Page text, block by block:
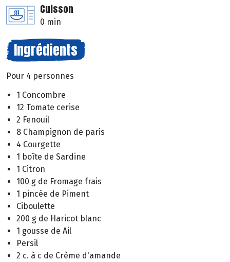
Cuisson
0 min
Ingrédients
Pour 4 personnes
1 Concombre
12 Tomate cerise
2 Fenouil
8 Champignon de paris
4 Courgette
1 boîte de Sardine
1 Citron
100 g de Fromage frais
1 pincée de Piment
Ciboulette
200 g de Haricot blanc
1 gousse de Ail
Persil
2 c. à c de Crème d'amande